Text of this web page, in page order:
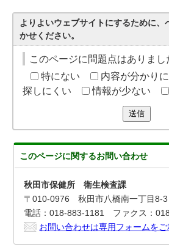
よりよいウェブサイトにするために、
かせください。
このページに問題点はありまし
特にない
内容が分かり
探しにくい
情報が少ない
送信
このページに関するお問い合わせ
秋田市保健所 衛生検査課
〒010-0976 秋田市八橋南一丁目8-3
電話：018-883-1181 ファクス：
お問い合わせは専用フォームをご